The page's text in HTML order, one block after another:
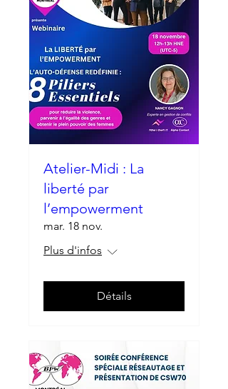
Atelier-Midi : La
liberté par
l’empowerment
mar. 18 nov.
Plus d'infos
Détails